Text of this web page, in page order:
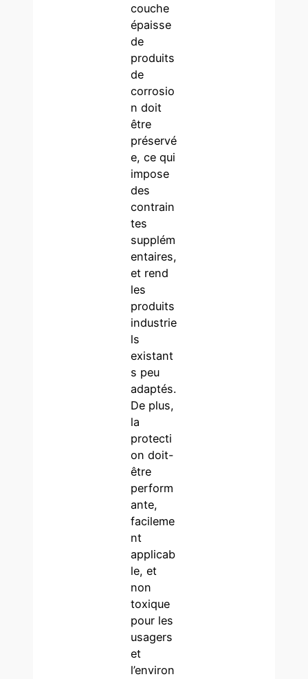
couche
épaisse
de
produits
de
corrosio
n doit
être
préservé
e, ce qui
impose
des
contrain
tes
supplém
entaires,
et rend
les
produits
industrie
ls
existant
s peu
adaptés.
De plus,
la
protecti
on doit-
être
perform
ante,
facileme
nt
applicab
le, et
non
toxique
pour les
usagers
et
l’environ